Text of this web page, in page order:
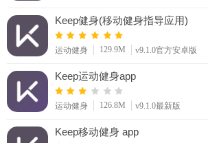
Keep健身(移动健身指导应用)
运动健身 129.9M v9.1.0官方安卓版
Keep运动健身app
运动健身 126.8M v9.1.0最新版
Keep移动健身 app